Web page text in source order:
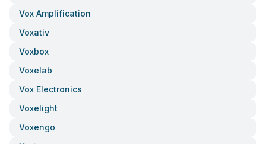
Vox Amplification
Voxativ
Voxbox
Voxelab
Vox Electronics
Voxelight
Voxengo